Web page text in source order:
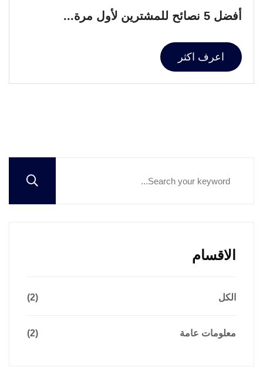
أفضل 5 نصائح للمشترين لأول مرة...
اعرف اكثر
الاقسام
الكل (2)
معلومات عامة (2)